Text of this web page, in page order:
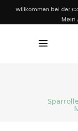
Willkommen bei der
Mein